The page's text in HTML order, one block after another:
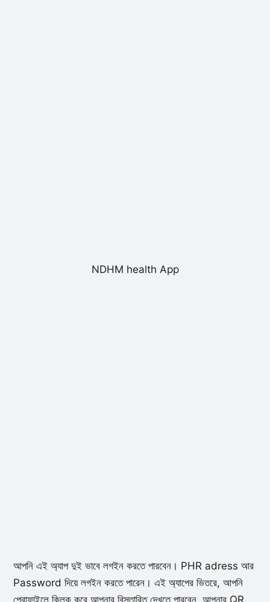
NDHM health App
আপনি এই অ্যাপ দুই ভাবে লগইন করতে পারবেন। PHR adress আর
Password দিয়ে লগইন করতে পারেন। এই অ্যাপের ভিতরে, আপনি